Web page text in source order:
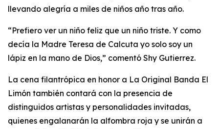
llevando alegría a miles de niños año tras año.
“Prefiero ver un niño feliz que un niño triste. Y como
decía la Madre Teresa de Calcuta yo solo soy un
lápiz en la mano de Dios,” comentó Shy Gutierrez.
La cena filantrópica en honor a La Original Banda El
Limón también contará con la presencia de
distinguidos artistas y personalidades invitadas,
quienes engalanarán la alfombra roja y se unirán a